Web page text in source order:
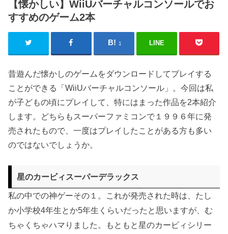
【懐かしい】WiiUバーチャルコンソールでお
すすめのゲーム2本
1 LINE
昔遊んだ懐かしのゲームをダウンロードしてプレイする
ことができる「WiiUバーチャルコンソール」。今回は私
が子どもの頃にプレイして、特にはまった作品を2本紹介
します。どちらもスーパーファミコンで１９９６年に発
売されたもので、一度はプレイしたことがある方も多い
のではないでしょうか。
星のカービィスーパーデラックス
私の中での神ゲーその１。これが発売された時は、たし
か小学校4年生とか5年生くらいだったと思いますが、む
ちゃくちゃハマりました。もともと星のカービィシリー